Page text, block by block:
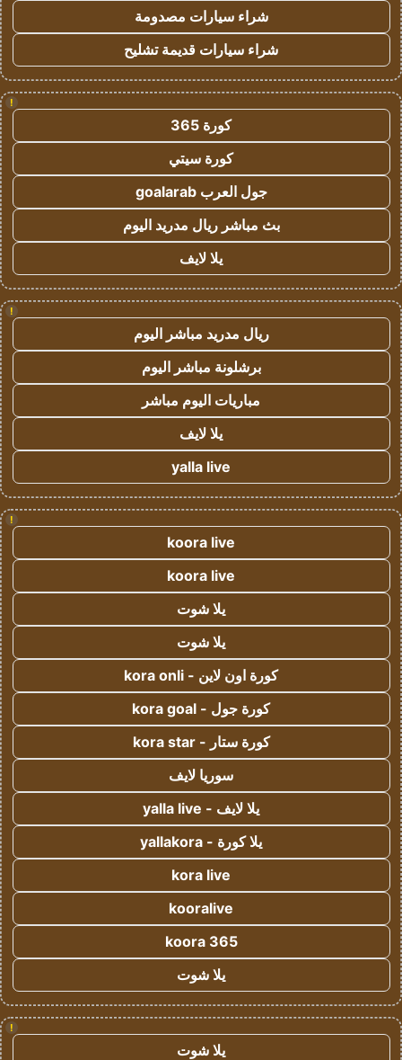
شراء سيارات مصدومة
شراء سيارات قديمة تشليح
!
كورة 365
كورة سيتي
جول العرب goalarab
بث مباشر ريال مدريد اليوم
يلا لايف
!
ريال مدريد مباشر اليوم
برشلونة مباشر اليوم
مباريات اليوم مباشر
يلا لايف
yalla live
!
koora live
koora live
يلا شوت
يلا شوت
كورة اون لاين - kora onli
كورة جول - kora goal
كورة ستار - kora star
سوريا لايف
يلا لايف - yalla live
يلا كورة - yallakora
kora live
kooralive
koora 365
يلا شوت
!
يلا شوت